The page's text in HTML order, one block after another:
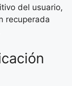
del usuario,
recuperada